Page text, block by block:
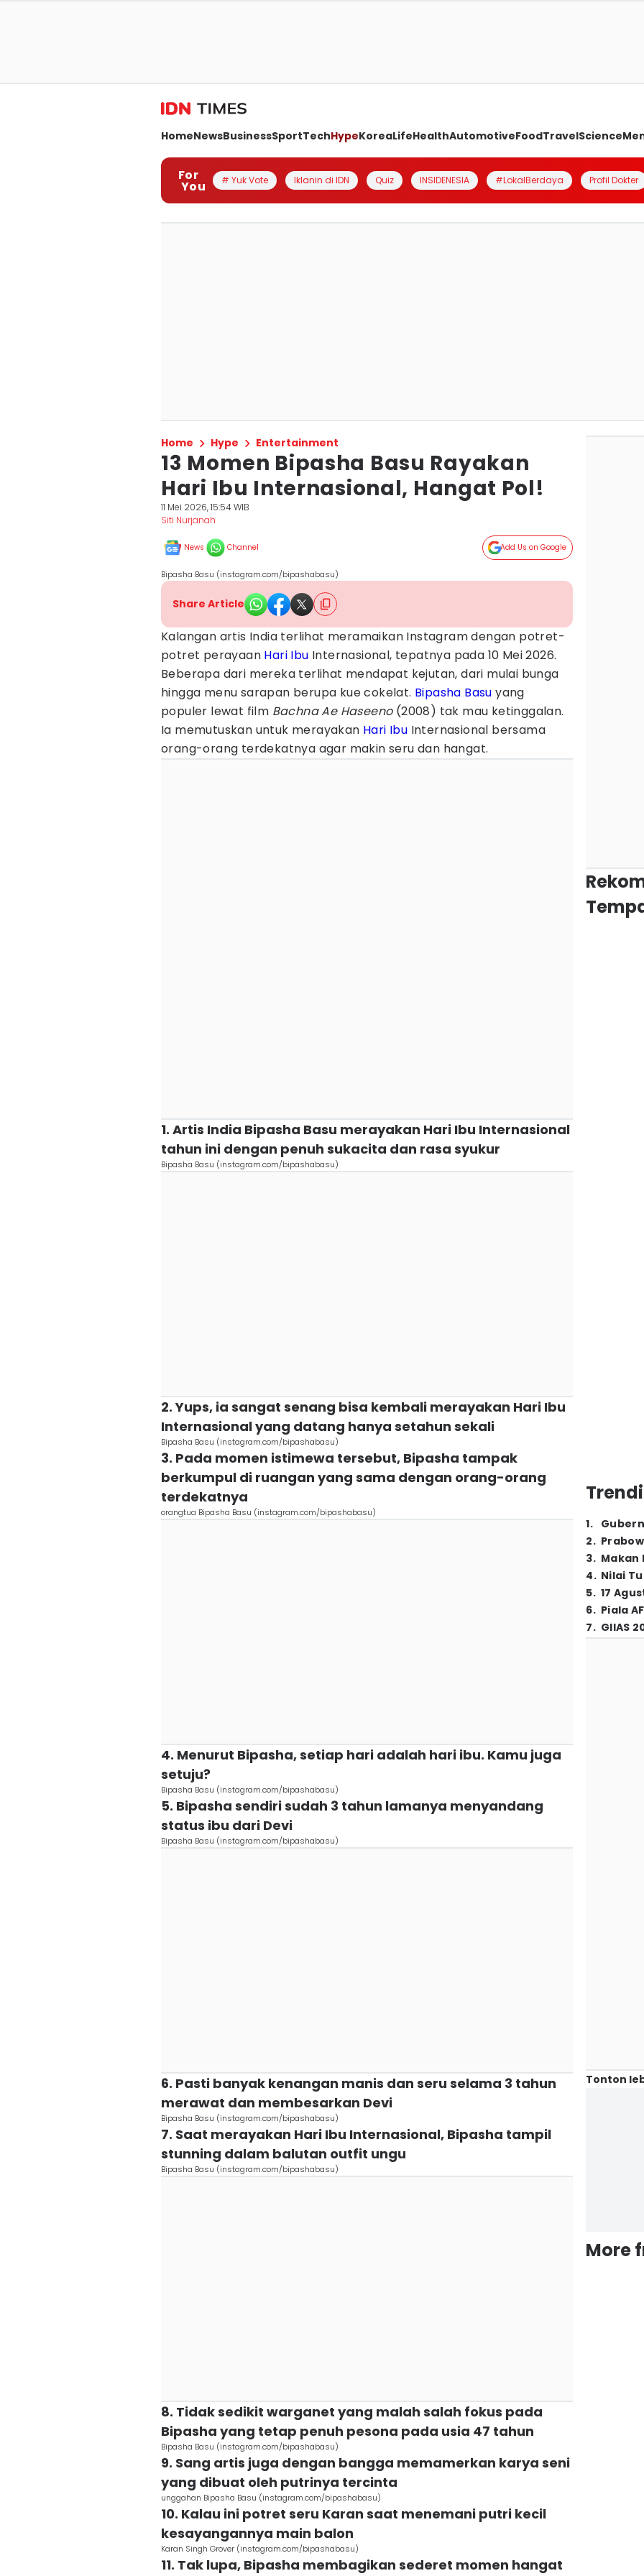
HomeNewsBusinessSportTechHypeKoreaLifeHealthAutomotiveFoodTravelScience
For
You # Yuk Vote Iklanin di IDN Quiz INSIDENESIA #LokalBerdaya Profil Dokter
Home Hype Entertainment
13 Momen Bipasha Basu Rayakan
Hari Ibu Internasional, Hangat Pol!
11 Mei 2026, 15:54 WIB
Siti Nurjanah
News Channel Add Us on Google
Bipasha Basu (instagram.com/bipashabasu)
Share Article
Kalangan artis India terlihat meramaikan Instagram dengan potret-
potret perayaan Hari Ibu Internasional, tepatnya pada 10 Mei 2026.
Beberapa dari mereka terlihat mendapat kejutan, dari mulai bunga
hingga menu sarapan berupa kue cokelat. Bipasha Basu yang
populer lewat film Bachna Ae Haseeno(2008) tak mau ketinggalan.
Ia memutuskan untuk merayakan Hari Ibu Internasional bersama
orang-orang terdekatnya agar makin seru dan hangat.
1. Artis India Bipasha Basu merayakan Hari Ibu Internasional
tahun ini dengan penuh sukacita dan rasa syukur
Bipasha Basu (instagram.com/bipashabasu)
2. Yups, ia sangat senang bisa kembali merayakan Hari Ibu
Internasional yang datang hanya setahun sekali
Bipasha Basu (instagram.com/bipashabasu)
3. Pada momen istimewa tersebut, Bipasha tampak
berkumpul di ruangan yang sama dengan orang-orang
terdekatnya
orangtua Bipasha Basu (instagram.com/bipashabasu)
4. Menurut Bipasha, setiap hari adalah hari ibu. Kamu juga
setuju?
Bipasha Basu (instagram.com/bipashabasu)
5. Bipasha sendiri sudah 3 tahun lamanya menyandang
status ibu dari Devi
Bipasha Basu (instagram.com/bipashabasu)
6. Pasti banyak kenangan manis dan seru selama 3 tahun
merawat dan membesarkan Devi
Bipasha Basu (instagram.com/bipashabasu)
7. Saat merayakan Hari Ibu Internasional, Bipasha tampil
stunning dalam balutan outfit ungu
Bipasha Basu (instagram.com/bipashabasu)
8. Tidak sedikit warganet yang malah salah fokus pada
Bipasha yang tetap penuh pesona pada usia 47 tahun
Bipasha Basu (instagram.com/bipashabasu)
9. Sang artis juga dengan bangga memamerkan karya seni
yang dibuat oleh putrinya tercinta
unggahan Bipasha Basu (instagram.com/bipashabasu)
10. Kalau ini potret seru Karan saat menemani putri kecil
kesayangannya main balon
Karan Singh Grover (instagram.com/bipashabasu)
11. Tak lupa, Bipasha membagikan sederet momen hangat
1.
2.
3. Makan
4. Nilai
5. 17
6. Piala
7. GIIAS
Tonton
More